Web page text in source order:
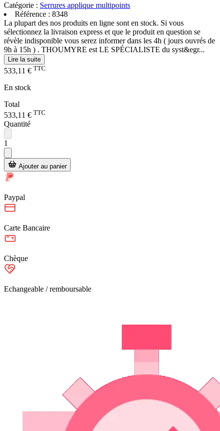
Catégorie : Serrures applique multipoints
Référence : 8348
La plupart des nos produits en ligne sont en stock. Si vous
sélectionnez la livraison express et que le produit en question se
révèle indisponible vous serez informer dans les 4h ( jours ouvrés de
9h à 15h ) . THOUMYRE est LE SPÉCIALISTE du syst&egr...
Lire la suite
533,11 € TTC
En stock
Total
533,11 € TTC
Quantité
1
Ajouter au panier
Paypal
Carte Bancaire
Chèque
Echangeable / remboursable